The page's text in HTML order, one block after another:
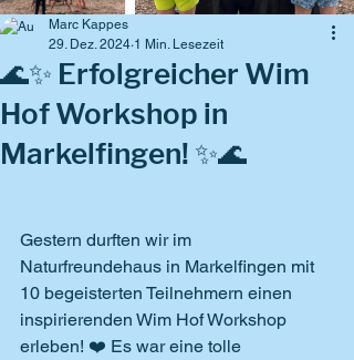
🌊✨ Erfolgreicher Wim
Hof Workshop in
Markelfingen! ✨🌊
Marc Kappes
29. Dez. 2024 1 Min. Lesezeit
Gestern durften wir im
Naturfreundehaus in Markelfingen mit
10 begeisterten Teilnehmern einen
inspirierenden Wim Hof Workshop
erleben! ❤️ Es war eine tolle